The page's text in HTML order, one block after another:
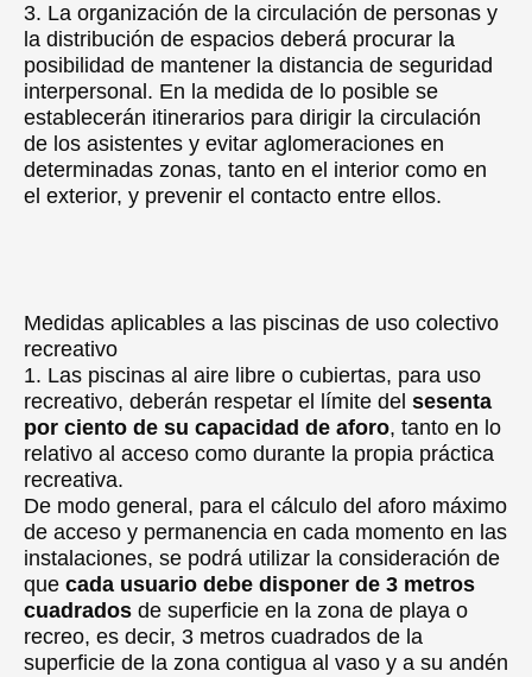
3. La organización de la circulación de personas y
la distribución de espacios deberá procurar la
posibilidad de mantener la distancia de seguridad
interpersonal. En la medida de lo posible se
establecerán itinerarios para dirigir la circulación
de los asistentes y evitar aglomeraciones en
determinadas zonas, tanto en el interior como en
el exterior, y prevenir el contacto entre ellos.
Medidas aplicables a las piscinas de uso colectivo
recreativo
1. Las piscinas al aire libre o cubiertas, para uso
recreativo, deberán respetar el límite del sesenta
por ciento de su capacidad de aforo, tanto en lo
relativo al acceso como durante la propia práctica
recreativa.
De modo general, para el cálculo del aforo máximo
de acceso y permanencia en cada momento en las
instalaciones, se podrá utilizar la consideración de
que cada usuario debe disponer de 3 metros
cuadrados de superficie en la zona de playa o
recreo, es decir, 3 metros cuadrados de la
superficie de la zona contigua al vaso y a su andén